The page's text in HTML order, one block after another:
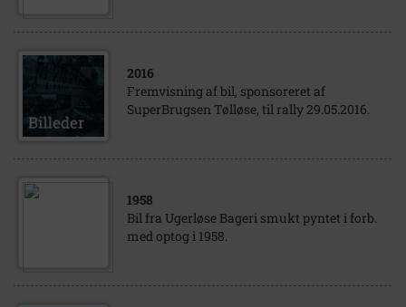
2016
Fremvisning af bil, sponsoreret af
SuperBrugsen Tølløse, til rally 29.05.2016.
1958
Bil fra Ugerløse Bageri smukt pyntet i forb.
med optog i 1958.